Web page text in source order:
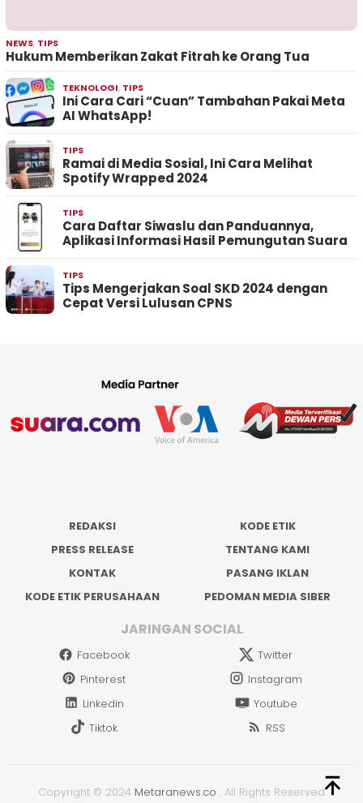
NEWS, TIPS
Hukum Memberikan Zakat Fitrah ke Orang Tua
TEKNOLOGI, TIPS
Ini Cara Cari “Cuan” Tambahan Pakai Meta
AI WhatsApp!
TIPS
Ramai di Media Sosial, Ini Cara Melihat
Spotify Wrapped 2024
TIPS
Cara Daftar Siwaslu dan Panduannya,
Aplikasi Informasi Hasil Pemungutan Suara
TIPS
Tips Mengerjakan Soal SKD 2024 dengan
Cepat Versi Lulusan CPNS
REDAKSI
KODE ETIK
PRESS RELEASE
TENTANG KAMI
KONTAK
PASANG IKLAN
KODE ETIK PERUSAHAAN
PEDOMAN MEDIA SIBER
JARINGAN SOCIAL
Facebook
Twitter
Pinterest
Instagram
Linkedin
Youtube
Tiktok
RSS
Copyright © 2024 Metaranews.co . All Rights Reserved